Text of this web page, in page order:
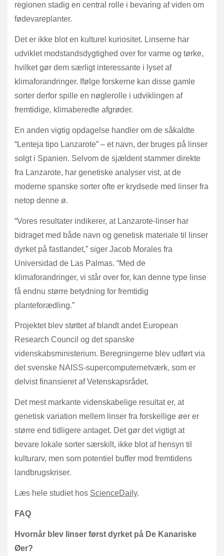
regionen stadig en central rolle i bevaring af viden om
fødevareplanter.
Det er ikke blot en kulturel kuriositet. Linserne har
udviklet modstandsdygtighed over for varme og tørke,
hvilket gør dem særligt interessante i lyset af
klimaforandringer. Ifølge forskerne kan disse gamle
sorter derfor spille en nøglerolle i udviklingen af
fremtidige, klimaberedte afgrøder.
En anden vigtig opdagelse handler om de såkaldte
“Lenteja tipo Lanzarote” – et navn, der bruges på linser
solgt i Spanien. Selvom de sjældent stammer direkte
fra Lanzarote, har genetiske analyser vist, at de
moderne spanske sorter ofte er krydsede med linser fra
netop denne ø.
“Vores resultater indikerer, at Lanzarote-linser har
bidraget med både navn og genetisk materiale til linser
dyrket på fastlandet,” siger Jacob Morales fra
Universidad de Las Palmas. “Med de
klimaforandringer, vi står over for, kan denne type linse
få endnu større betydning for fremtidig
planteforædling.”
Projektet blev støttet af blandt andet European
Research Council og det spanske
videnskabsministerium. Beregningerne blev udført via
det svenske NAISS-supercomputernetværk, som er
delvist finansieret af Vetenskapsrådet.
Det mest markante videnskabelige resultat er, at
genetisk variation mellem linser fra forskellige øer er
større end tidligere antaget. Det gør det vigtigt at
bevare lokale sorter særskilt, ikke blot af hensyn til
kulturarv, men som potentiel buffer mod fremtidens
landbrugskriser.
Læs hele studiet hos ScienceDaily.
FAQ
Hvornår blev linser først dyrket på De Kanariske
Øer?